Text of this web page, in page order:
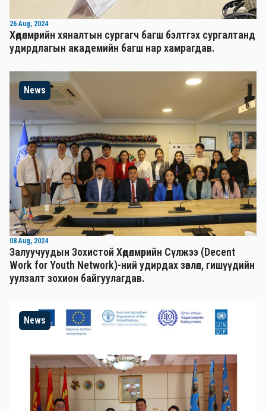
26 Aug, 2024
Хөдөлмөрийн хяналтын сургагч багш бэлтгэх сургалтанд
удирдлагын академийн багш нар хамрагдав.
News
08 Aug, 2024
Залуучуудын Зохистой Хөдөлмөрийн Сүлжээ (Decent
Work for Youth Network)-ний удирдах зөвлөл, гишүүдийн
уулзалт зохион байгуулагдав.
News